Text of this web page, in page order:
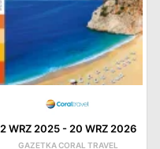
2 WRZ 2025- 20 WRZ 2026
GAZETKA CORAL TRAVEL